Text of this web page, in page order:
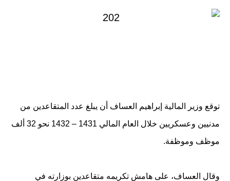
توقع وزير المالية إبراهيم العساف أن يبلغ عدد المتقاعدين من
مدنيين وعسكريين خلال العام المالي 1431 – 1432 نحو 32 ألف
موظف وموظفة.
وقال العساف، على هامش تكريمه متقاعدين بوزارته في